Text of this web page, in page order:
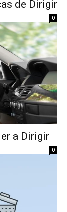
de Dirigir
0
a Dirigir
0